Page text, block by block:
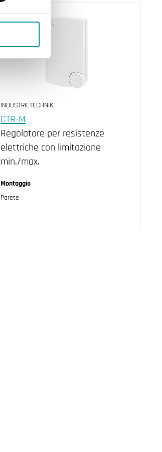
INDUSTRIETECHNIK
CTR-M
Regolatore per resistenze
elettriche con limitazione
min./max.
Montaggio
Parete